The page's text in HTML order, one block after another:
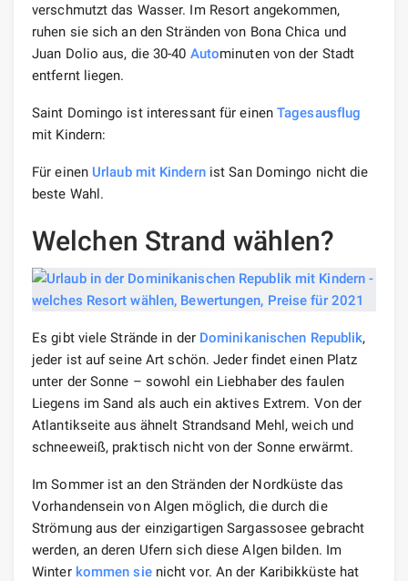
verschmutzt das Wasser. Im Resort angekommen,
ruhen sie sich an den Stränden von Bona Chica und
Juan Dolio aus, die 30-40 Autominuten von der Stadt
entfernt liegen.
Saint Domingo ist interessant für einen Tagesausflug
mit Kindern:
Für einen Urlaub mit Kindernist San Domingo nicht die
beste Wahl.
Welchen Strand wählen?
Es gibt viele Strände in der Dominikanischen Republik,
jeder ist auf seine Art schön. Jeder findet einen Platz
unter der Sonne – sowohl ein Liebhaber des faulen
Liegens im Sand als auch ein aktives Extrem. Von der
Atlantikseite aus ähnelt Strandsand Mehl, weich und
schneeweiß, praktisch nicht von der Sonne erwärmt.
Im Sommer ist an den Stränden der Nordküste das
Vorhandensein von Algen möglich, die durch die
Strömung aus der einzigartigen Sargassosee gebracht
werden, an deren Ufern sich diese Algen bilden. Im
Winter kommen sienicht vor. An der Karibikküste hat